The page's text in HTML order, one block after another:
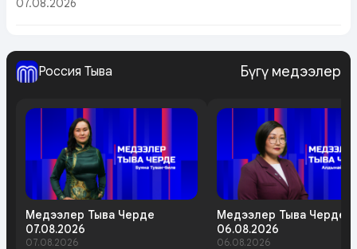
Россия Тыва Бүгү медээлер
Медээлер Тыва Черде
07.08.2026
07.08.2026
Медээлер Тыва Черде
06.08.2026
06.08.2026